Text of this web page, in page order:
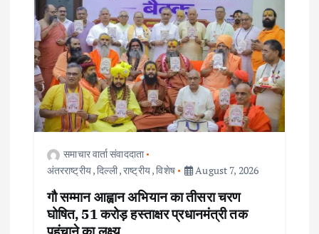
समाचार वार्ता संवाददाता
अंतरराष्ट्रीय,दिल्ली,राष्ट्रीय,विशेष August 7, 2026
गौ सम्मान आह्वान अभियान का तीसरा चरण
घोषित, 51 करोड़ हस्ताक्षर प्रधानमंत्री तक